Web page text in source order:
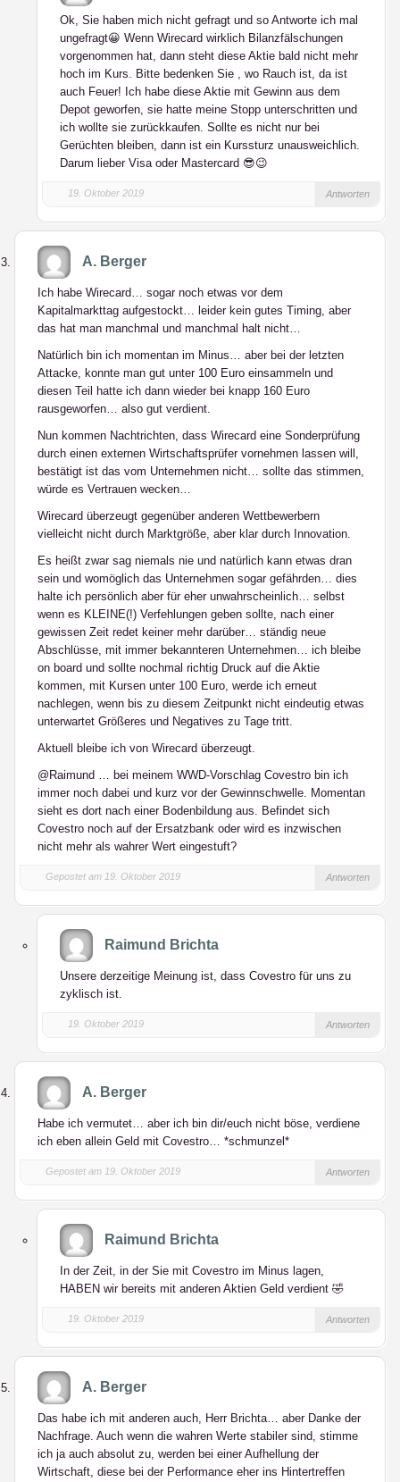
Ok, Sie haben mich nicht gefragt und so Antworte ich mal
ungefragt😀 Wenn Wirecard wirklich Bilanzfälschungen
vorgenommen hat, dann steht diese Aktie bald nicht mehr
hoch im Kurs. Bitte bedenken Sie , wo Rauch ist, da ist
auch Feuer! Ich habe diese Aktie mit Gewinn aus dem
Depot geworfen, sie hatte meine Stopp unterschritten und
ich wollte sie zurückkaufen. Sollte es nicht nur bei
Gerüchten bleiben, dann ist ein Kurssturz unausweichlich.
Darum lieber Visa oder Mastercard 😎😉
19. Oktober 2019 Antworten
A. Berger
Ich habe Wirecard… sogar noch etwas vor dem
Kapitalmarkttag aufgestockt… leider kein gutes Timing, aber
das hat man manchmal und manchmal halt nicht…
Natürlich bin ich momentan im Minus… aber bei der letzten
Attacke, konnte man gut unter 100 Euro einsammeln und
diesen Teil hatte ich dann wieder bei knapp 160 Euro
rausgeworfen… also gut verdient.
Nun kommen Nachtrichten, dass Wirecard eine Sonderprüfung
durch einen externen Wirtschaftsprüfer vornehmen lassen will,
bestätigt ist das vom Unternehmen nicht… sollte das stimmen,
würde es Vertrauen wecken…
Wirecard überzeugt gegenüber anderen Wettbewerbern
vielleicht nicht durch Marktgröße, aber klar durch Innovation.
Es heißt zwar sag niemals nie und natürlich kann etwas dran
sein und womöglich das Unternehmen sogar gefährden… dies
halte ich persönlich aber für eher unwahrscheinlich… selbst
wenn es KLEINE(!) Verfehlungen geben sollte, nach einer
gewissen Zeit redet keiner mehr darüber… ständig neue
Abschlüsse, mit immer bekannteren Unternehmen… ich bleibe
on board und sollte nochmal richtig Druck auf die Aktie
kommen, mit Kursen unter 100 Euro, werde ich erneut
nachlegen, wenn bis zu diesem Zeitpunkt nicht eindeutig etwas
unterwartet Größeres und Negatives zu Tage tritt.
Aktuell bleibe ich von Wirecard überzeugt.
@Raimund … bei meinem WWD-Vorschlag Covestro bin ich
immer noch dabei und kurz vor der Gewinnschwelle. Momentan
sieht es dort nach einer Bodenbildung aus. Befindet sich
Covestro noch auf der Ersatzbank oder wird es inzwischen
nicht mehr als wahrer Wert eingestuft?
Gepostet am 19. Oktober 2019 Antworten
Raimund Brichta
Unsere derzeitige Meinung ist, dass Covestro für uns zu
zyklisch ist.
19. Oktober 2019 Antworten
A. Berger
Habe ich vermutet… aber ich bin dir/euch nicht böse, verdiene
ich eben allein Geld mit Covestro… *schmunzel*
Gepostet am 19. Oktober 2019 Antworten
Raimund Brichta
In der Zeit, in der Sie mit Covestro im Minus lagen,
HABEN wir bereits mit anderen Aktien Geld verdient 🤣
19. Oktober 2019 Antworten
A. Berger
Das habe ich mit anderen auch, Herr Brichta… aber Danke der
Nachfrage. Auch wenn die wahren Werte stabiler sind, stimme
ich ja auch absolut zu, werden bei einer Aufhellung der
Wirtschaft, diese bei der Performance eher ins Hintertreffen